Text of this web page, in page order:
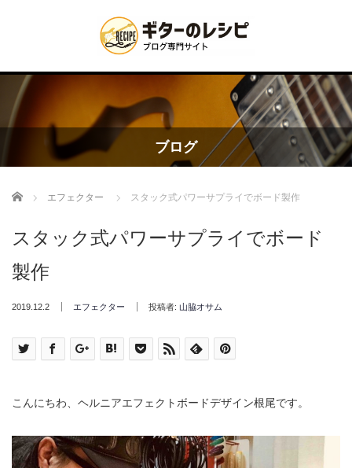
ブログ
Home エフェクター スタック式パワーサプライでボード製作
スタック式パワーサプライでボード
製作
2019.12.2 エフェクター 投稿者: 山脇オサム
こんにちわ、ヘルニアエフェクトボードデザイン根尾です。